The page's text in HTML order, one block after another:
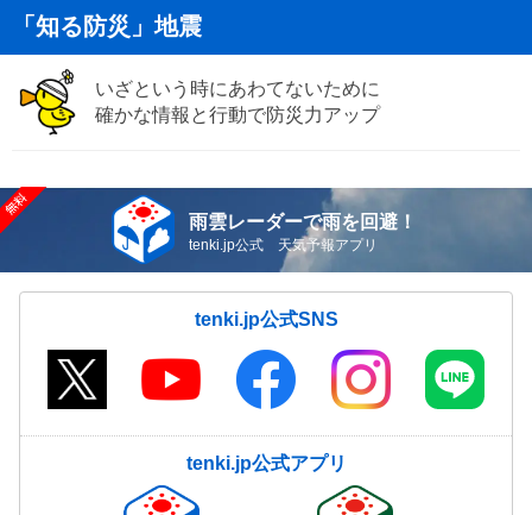
「知る防災」地震
いざという時にあわてないために
確かな情報と行動で防災力アップ
雨雲レーダーで雨を回避！
tenki.jp公式 天気予報アプリ
tenki.jp公式SNS
tenki.jp公式アプリ